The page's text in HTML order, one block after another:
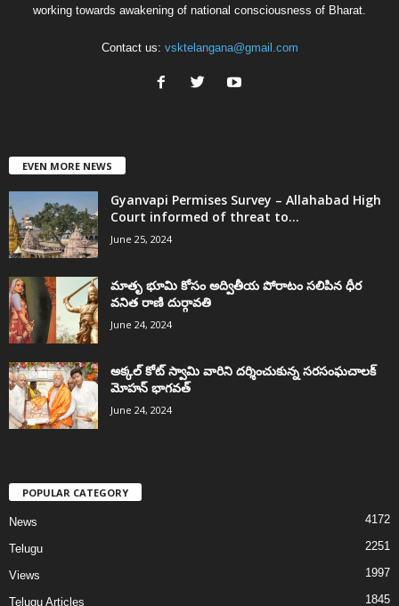
working towards awakening of national consciousness of Bharat.
Contact us: vsktelangana@gmail.com
EVEN MORE NEWS
Gyanvapi Permises Survey – Allahabad High
Court informed of threat to...
June 25, 2024
మాతృ భూమి కోసం అద్వితీయ పోరాటం సలిపిన ధీర
వనిత రాణి దుర్గావతి
June 24, 2024
అక్కల్‌ కోట్‌ స్వామి వారిని దర్శించుకున్న సరసంఘచాలక్
మోహన్ భాగవత్
June 24, 2024
POPULAR CATEGORY
News 4172
Telugu 2251
Views 1997
Telugu Articles 1845